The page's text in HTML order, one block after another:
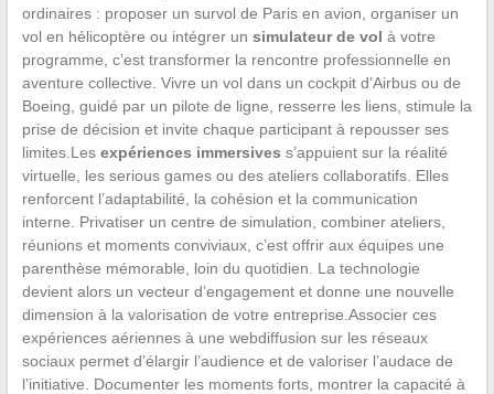
ordinaires : proposer un survol de Paris en avion, organiser un
vol en hélicoptère ou intégrer un simulateur de vol à votre
programme, c’est transformer la rencontre professionnelle en
aventure collective. Vivre un vol dans un cockpit d’Airbus ou de
Boeing, guidé par un pilote de ligne, resserre les liens, stimule la
prise de décision et invite chaque participant à repousser ses
limites.Les expériences immersives s’appuient sur la réalité
virtuelle, les serious games ou des ateliers collaboratifs. Elles
renforcent l’adaptabilité, la cohésion et la communication
interne. Privatiser un centre de simulation, combiner ateliers,
réunions et moments conviviaux, c’est offrir aux équipes une
parenthèse mémorable, loin du quotidien. La technologie
devient alors un vecteur d’engagement et donne une nouvelle
dimension à la valorisation de votre entreprise.Associer ces
expériences aériennes à une webdiffusion sur les réseaux
sociaux permet d’élargir l’audience et de valoriser l’audace de
l’initiative. Documenter les moments forts, montrer la capacité à